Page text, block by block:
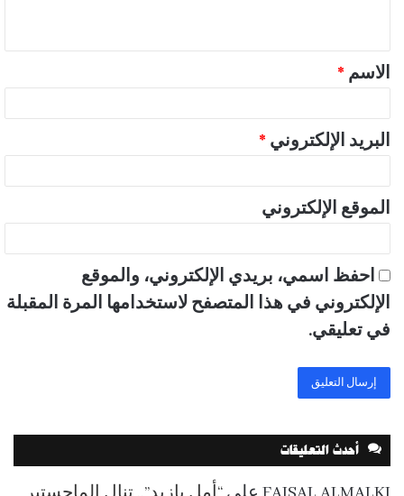
ق
*
الاسم *
البريد الإلكتروني *
الموقع الإلكتروني
احفظ اسمي، بريدي الإلكتروني، والموقع
الإلكتروني في هذا المتصفح لاستخدامها المرة المقبلة
في تعليقي.
أحدث التعليقات